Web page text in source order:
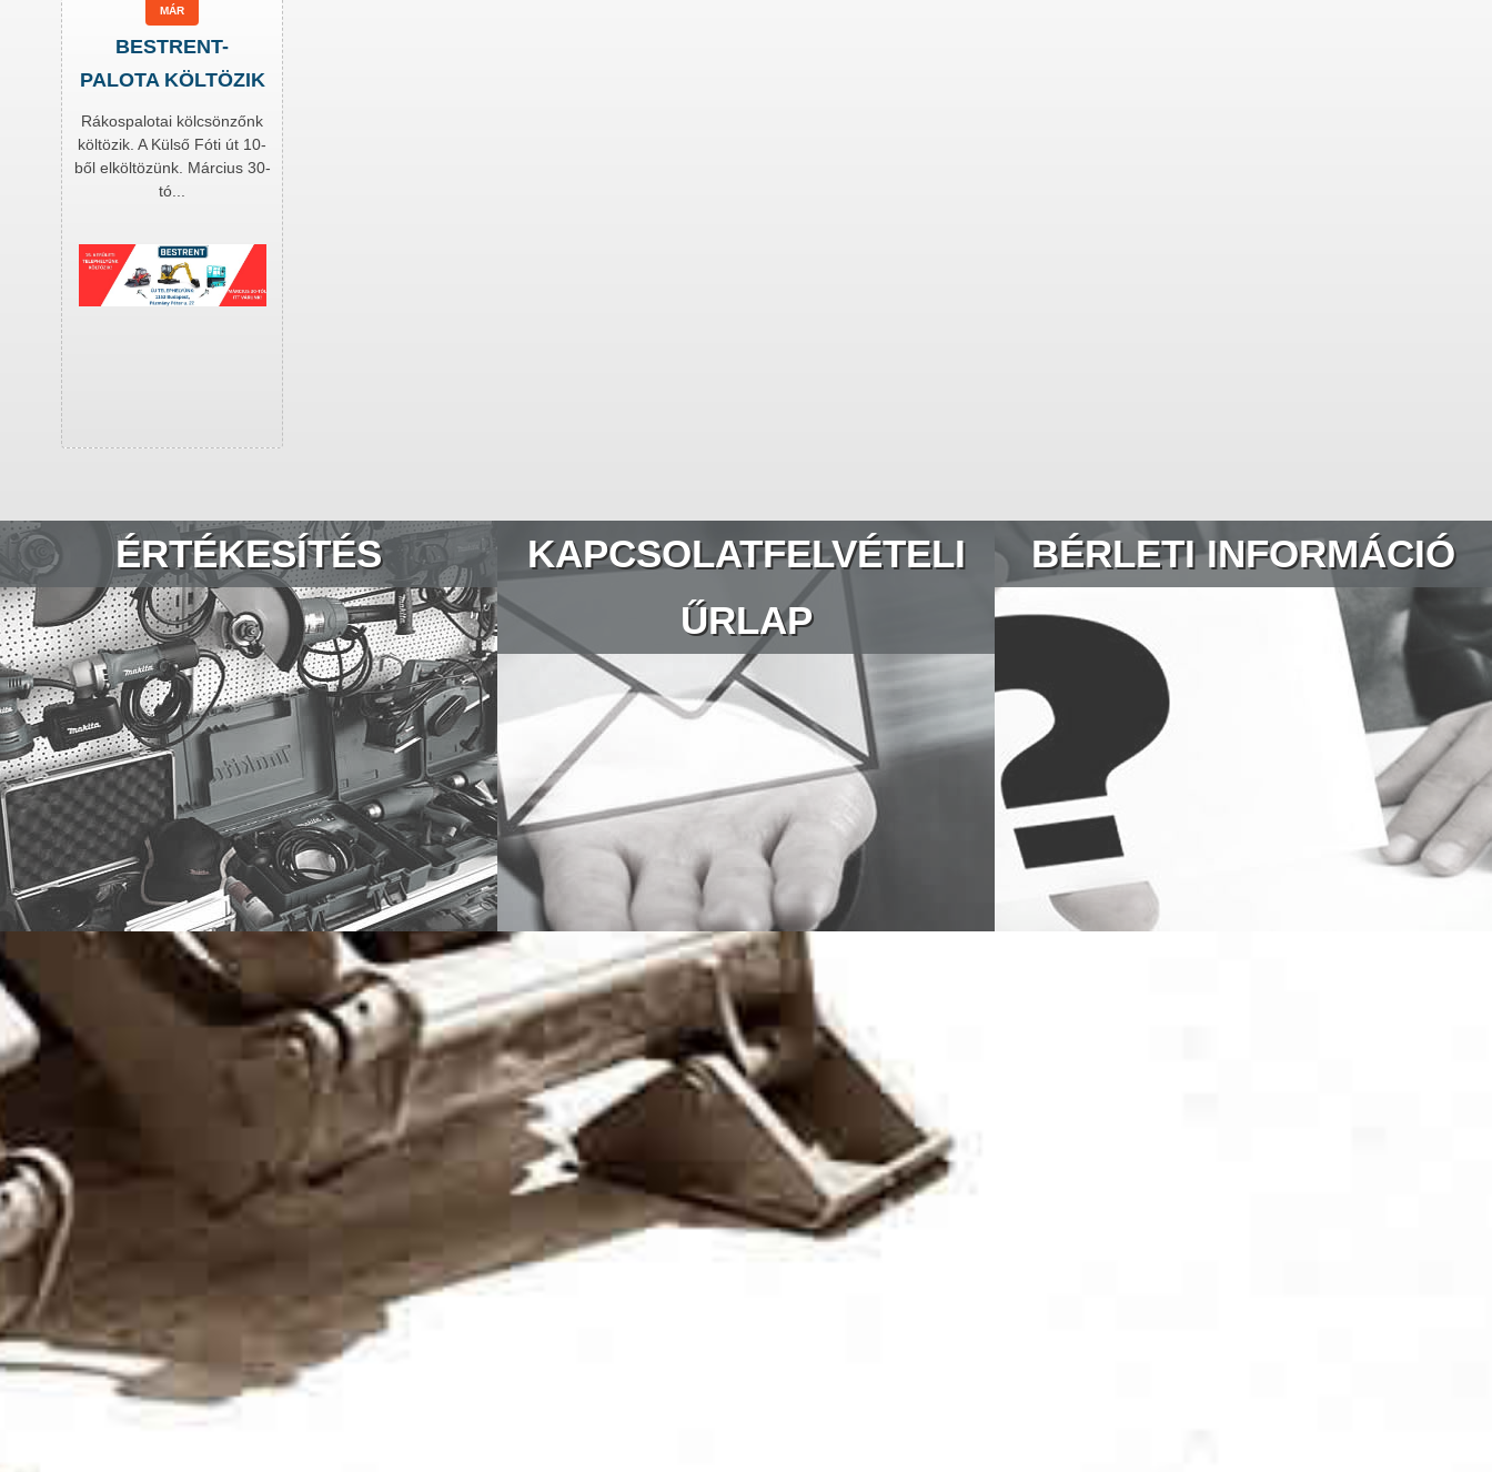
MÁR
BESTRENT-
PALOTA KÖLTÖZIK
Rákospalotai kölcsönzőnk
költözik. A Külső Fóti út 10-
ből elköltözünk. Március 30-
tó...
ÉRTÉKESÍTÉS
KAPCSOLATFELVÉTELI
ŰRLAP
BÉRLETI INFORMÁCIÓ